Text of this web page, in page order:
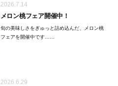
2026.7.14
メロン桃フェア開催中！
旬の美味しさをぎゅっと詰め込んだ、メロン桃
フェアを開催中です……
2026.6.29